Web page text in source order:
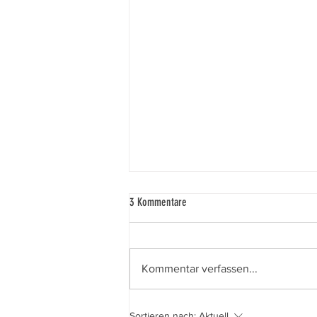
Zurück zu einem aktiven Leben
3 Kommentare
Kommentar verfassen...